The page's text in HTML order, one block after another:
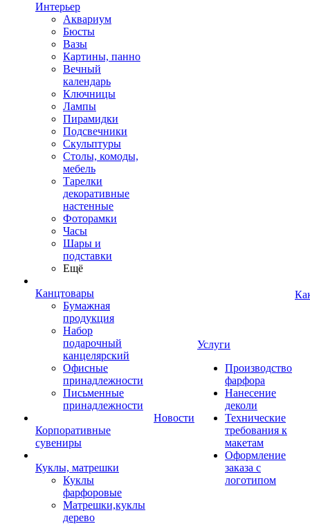
Интерьер
Аквариум
Бюсты
Вазы
Картины, панно
Вечный
календарь
Ключницы
Лампы
Пирамидки
Подсвечники
Скульптуры
Столы, комоды,
мебель
Тарелки
декоративные
настенные
Фоторамки
Часы
Шары и
подставки
Ещё
Канцтовары
Бумажная
продукция
Набор
подарочный
канцелярский
Офисные
принадлежности
Письменные
принадлежности
Корпоративные
сувениры
Куклы, матрешки
Куклы
фарфоровые
Матрешки,куклы
дерево
Новости
Услуги
Производство
фарфора
Нанесение
деколи
Технические
требования к
макетам
Оформление
заказа с
логотипом